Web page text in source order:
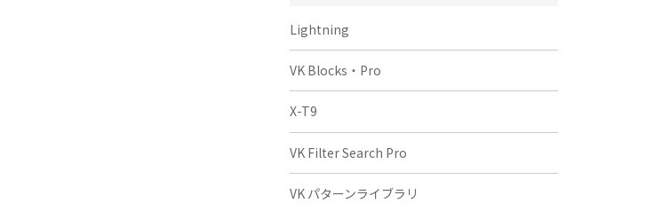
Lightning
VK Blocks・Pro
X-T9
VK Filter Search Pro
VK パターンライブラリ